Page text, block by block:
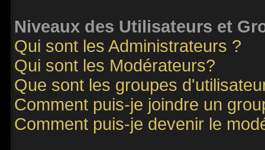
Niveaux des Utilisateurs et
Qui sont les Administrateurs ?
Qui sont les Modérateurs?
Que sont les groupes
Comment puis-je joindre un
Comment puis-je devenir le